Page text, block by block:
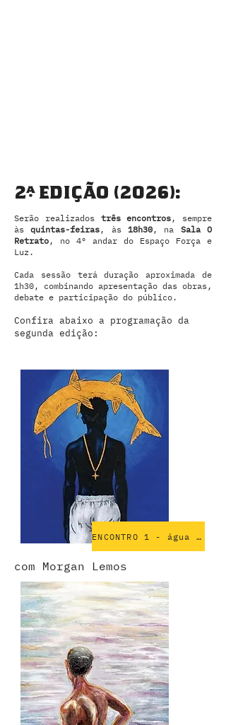
2ª EDIÇÃO (2026):
Serão realizados três encontros, sempre
àsquintas-feiras, às18h30, na Sala O
Retrato, no 4º andar do Espaço Força e
Luz.
Cada sessão terá duração aproximada de
1h30, combinando apresentação das obras,
debate e participação do público.
Confira abaixo a programação da
segunda edição:
ENCONTRO 1 - água de
com Morgan Lemos